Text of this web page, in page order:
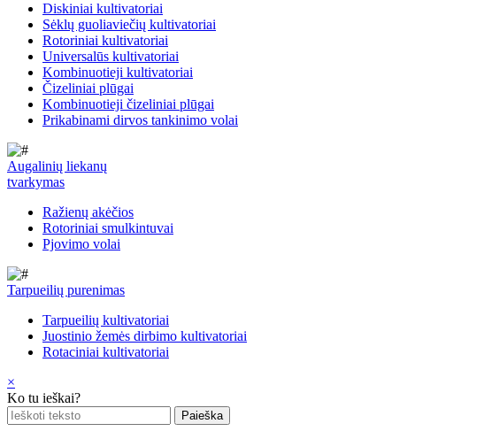
Diskiniai kultivatoriai
Sėklų guoliaviečių kultivatoriai
Rotoriniai kultivatoriai
Universalūs kultivatoriai
Kombinuotieji kultivatoriai
Čizeliniai plūgai
Kombinuotieji čizeliniai plūgai
Prikabinami dirvos tankinimo volai
Augalinių liekanų
tvarkymas
Ražienų akėčios
Rotoriniai smulkintuvai
Pjovimo volai
Tarpueilių purenimas
Tarpueilių kultivatoriai
Juostinio žemės dirbimo kultivatoriai
Rotaciniai kultivatoriai
×
Ko tu ieškai?